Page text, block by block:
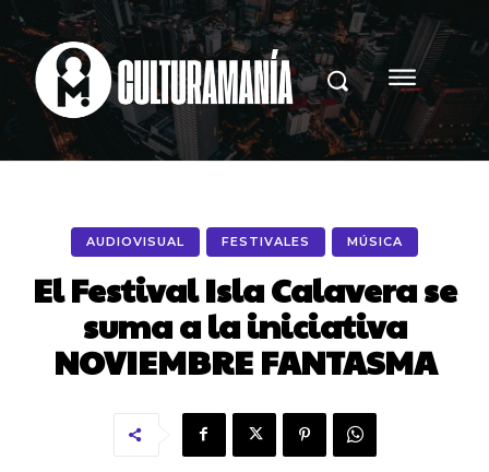
AUDIOVISUAL FESTIVALES MÚSICA
El Festival Isla Calavera se
suma a la iniciativa
NOVIEMBRE FANTASMA